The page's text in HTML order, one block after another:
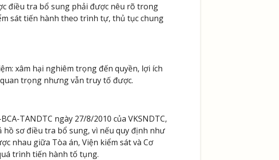
điều tra bổ sung phải được nêu rõ trong
sát tiến hành theo trình tự, thủ tục chung
xâm hại nghiêm trọng đến quyền, lợi ích
trọng nhưng vẫn truy tố được.
TANDTC ngày 27/8/2010 của VKSNDTC,
hồ sơ điều tra bổ sung, vì nếu quy định như
nhau giữa Tòa án, Viện kiểm sát và Cơ
trình tiến hành tố tụng.